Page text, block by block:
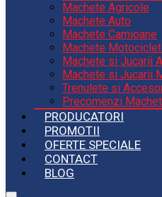
Machete Agricole
Machete Auto
Machete Camioane
Machete
Machete si Jucarii
Machete si Jucarii
Trenulete si
Precomenzi
PRODUCATORI
PROMOTII
OFERTE SPECIALE
CONTACT
BLOG